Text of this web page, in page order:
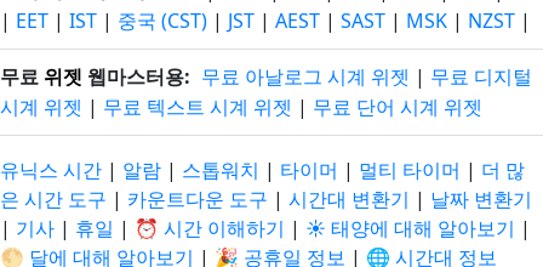
| EET | IST | 중국 (CST) | JST | AEST | SAST | MSK | NZST |
무료 위젯 웹마스터용: 무료 아날로그 시계 위젯 | 무료 디지털
시계 위젯 | 무료 텍스트 시계 위젯 | 무료 단어 시계 위젯
유닉스 시간 | 알람 | 스톱워치 | 타이머 | 멀티 타이머 | 더 많
은 시간 도구 | 카운트다운 도구 | 시간대 변환기 | 날짜 변환기
| 기사 | 휴일 | ⏰ 시간 이해하기 | ☀️ 태양에 대해 알아보기 |
🌕 달에 대해 알아보기 | 🎉 공휴일 정보 | 🌐 시간대 정보